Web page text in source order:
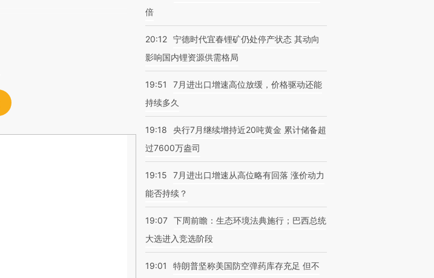
倍
20:12 宁德时代宜春锂矿仍处停产状态 其动向
影响国内锂资源供需格局
19:51
7月进出口增速高位放缓，价格驱动还能
持续多久
19:18
央行7月继续增持近20吨黄金 累计储备超
过7600万盎司
19:15
7月进出口增速从高位略有回落 涨价动力
能否持续？
19:07 下周前瞻：生态环境法典施行；巴西总统
大选进入竞选阶段
19:01
特朗普坚称美国防空弹药库存充足 但不